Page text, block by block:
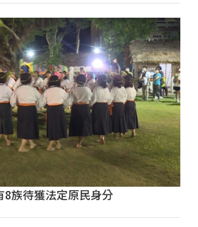
族待獲法定原民身分